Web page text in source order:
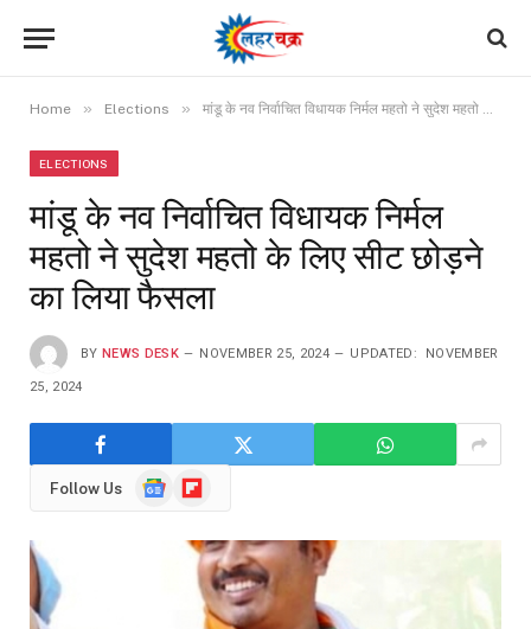
Home » Elections » मांडू के नव निर्वाचित विधायक निर्मल महतो ने सुदेश महतो के लिए सीट छोड़ने का लिया फैसला
ELECTIONS
मांडू के नव निर्वाचित विधायक निर्मल
महतो ने सुदेश महतो के लिए सीट छोड़ने
का लिया फैसला
BY NEWS DESK NOVEMBER 25, 2024 UPDATED: NOVEMBER
25, 2024
Follow Us
GoogleFlipboard